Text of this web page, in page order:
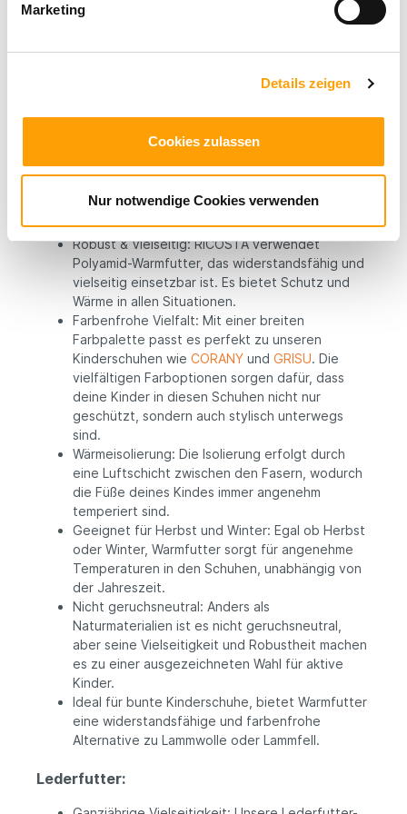
Marketing
Details zeigen
Cookies zulassen
Nur notwendige Cookies verwenden
hervorragend für Herbstschuhe
Wärmeigenschaften und klimaregulierenden
Eigenschaften machen es zur perfekten Wahl für
Klimaregulierend: Dieses Material verfügt über
klimaregulierende Eigenschaften, die für ein
Wetter.
Warmfutter:
Robust & Vielseitig: RICOSTA verwendet
Polyamid-Warmfutter, das widerstandsfähig und
vielseitig einsetzbar ist. Es bietet Schutz und
Wärme in allen Situationen.
Farbenfrohe Vielfalt: Mit einer breiten
Farbpalette passt es perfekt zu unseren
Kinderschuhen wie CORANY und GRISU. Die
vielfältigen Farboptionen sorgen dafür, dass
deine Kinder in diesen Schuhen nicht nur
geschützt, sondern auch stylisch unterwegs
sind.
Wärmeisolierung: Die Isolierung erfolgt durch
eine Luftschicht zwischen den Fasern, wodurch
die Füße deines Kindes immer angenehm
temperiert sind.
Geeignet für Herbst und Winter: Egal ob Herbst
oder Winter, Warmfutter sorgt für angenehme
Temperaturen in den Schuhen, unabhängig von
der Jahreszeit.
Nicht geruchsneutral: Anders als
Naturmaterialien ist es nicht geruchsneutral,
aber seine Vielseitigkeit und Robustheit machen
es zu einer ausgezeichneten Wahl für aktive
Kinder.
Ideal für bunte Kinderschuhe, bietet Warmfutter
eine widerstandsfähige und farbenfrohe
Alternative zu Lammwolle oder Lammfell.
Lederfutter: